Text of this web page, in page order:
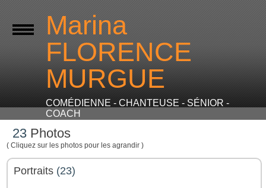
Marina
FLORENCE
MURGUE
COMÉDIENNE - CHANTEUSE - SÉNIOR -
COACH
23 Photos
( Cliquez sur les photos pour les agrandir )
Portraits (23)